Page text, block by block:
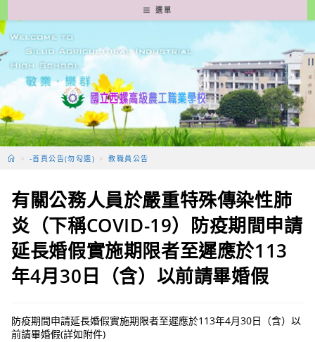
轉
至
要
容
選單
> -首頁公告(勿勾選) > 教職員公告
有關公務人員於嚴重特殊傳染性肺
炎（下稱COVID-19）防疫期間申請
延長婚假實施期限者至遲應於113
年4月30日（含）以前請畢婚假
防疫期間申請延長婚假實施期限者至遲應於113年4月30日（含）以
前請畢婚假(詳如附件)